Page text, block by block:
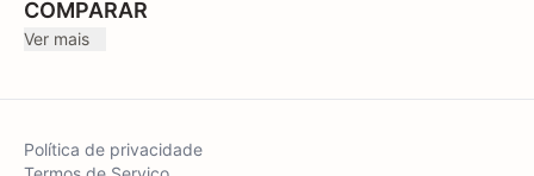
COMPARAR
Ver mais
Política de privacidade